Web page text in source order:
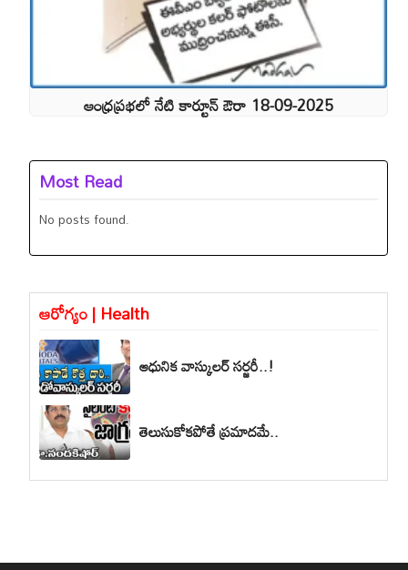
ఆంధ్రప్రభలో నేటి కార్టూన్ ఔరా 18-09-2025
Most Read
No posts found.
ఆరోగ్యం | Health
ఆధునిక వాస్కులర్ సర్జరీ..!
తెలుసుకోకపోతే ప్రమాదమే..